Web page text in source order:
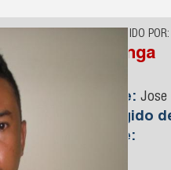
CONHECIDO POR:
Pitanga
Nome: Jose
Foragido
Idade: